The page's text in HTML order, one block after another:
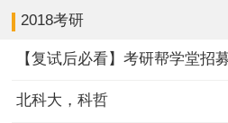
2018考研
【复试后必看】考研帮学堂招
北科大，科哲